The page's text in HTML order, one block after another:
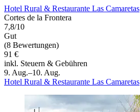
Hotel Rural & Restaurante Las Camaretas
Cortes de la Frontera
7,8/10
Gut
(8 Bewertungen)
91 €
inkl. Steuern & Gebühren
9. Aug.–10. Aug.
Hotel Rural & Restaurante Las Camaretas